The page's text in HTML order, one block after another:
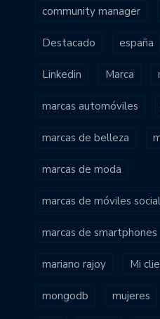
community manager
Destacado españa
Linkedin Marca
marcas automóviles
marcas de belleza
marcas de moda
marcas de móviles
marcas de smartphones
mariano rajoy Mi
mongodb mujeres